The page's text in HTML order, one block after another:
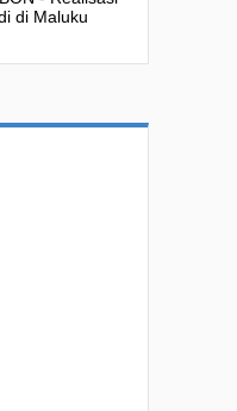
di Maluku